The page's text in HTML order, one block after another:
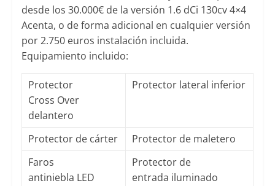
desde los 30.000€ de la versión 1.6 dCi 130cv 4×4
Acenta, o de forma adicional en cualquier versión
por 2.750 euros instalación incluida.
Equipamiento incluido:
Protector
Cross Over
delantero
Protector lateral inferior
Protector de cárter
Protector de maletero
Faros
antiniebla LED
Protector de
entrada iluminado